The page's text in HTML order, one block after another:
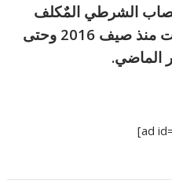
الشرطي المٌكلف
بحمايتها الرقيب روب فوريست منذ صيف 2016 وحتى
الماضي.